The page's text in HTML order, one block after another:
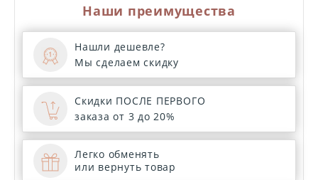
Наши преимущества
Нашли дешевле?
Мы сделаем скидку
Скидки ПОСЛЕ ПЕРВОГО
заказа от 3 до 20%
Легко обменять
или вернуть товар